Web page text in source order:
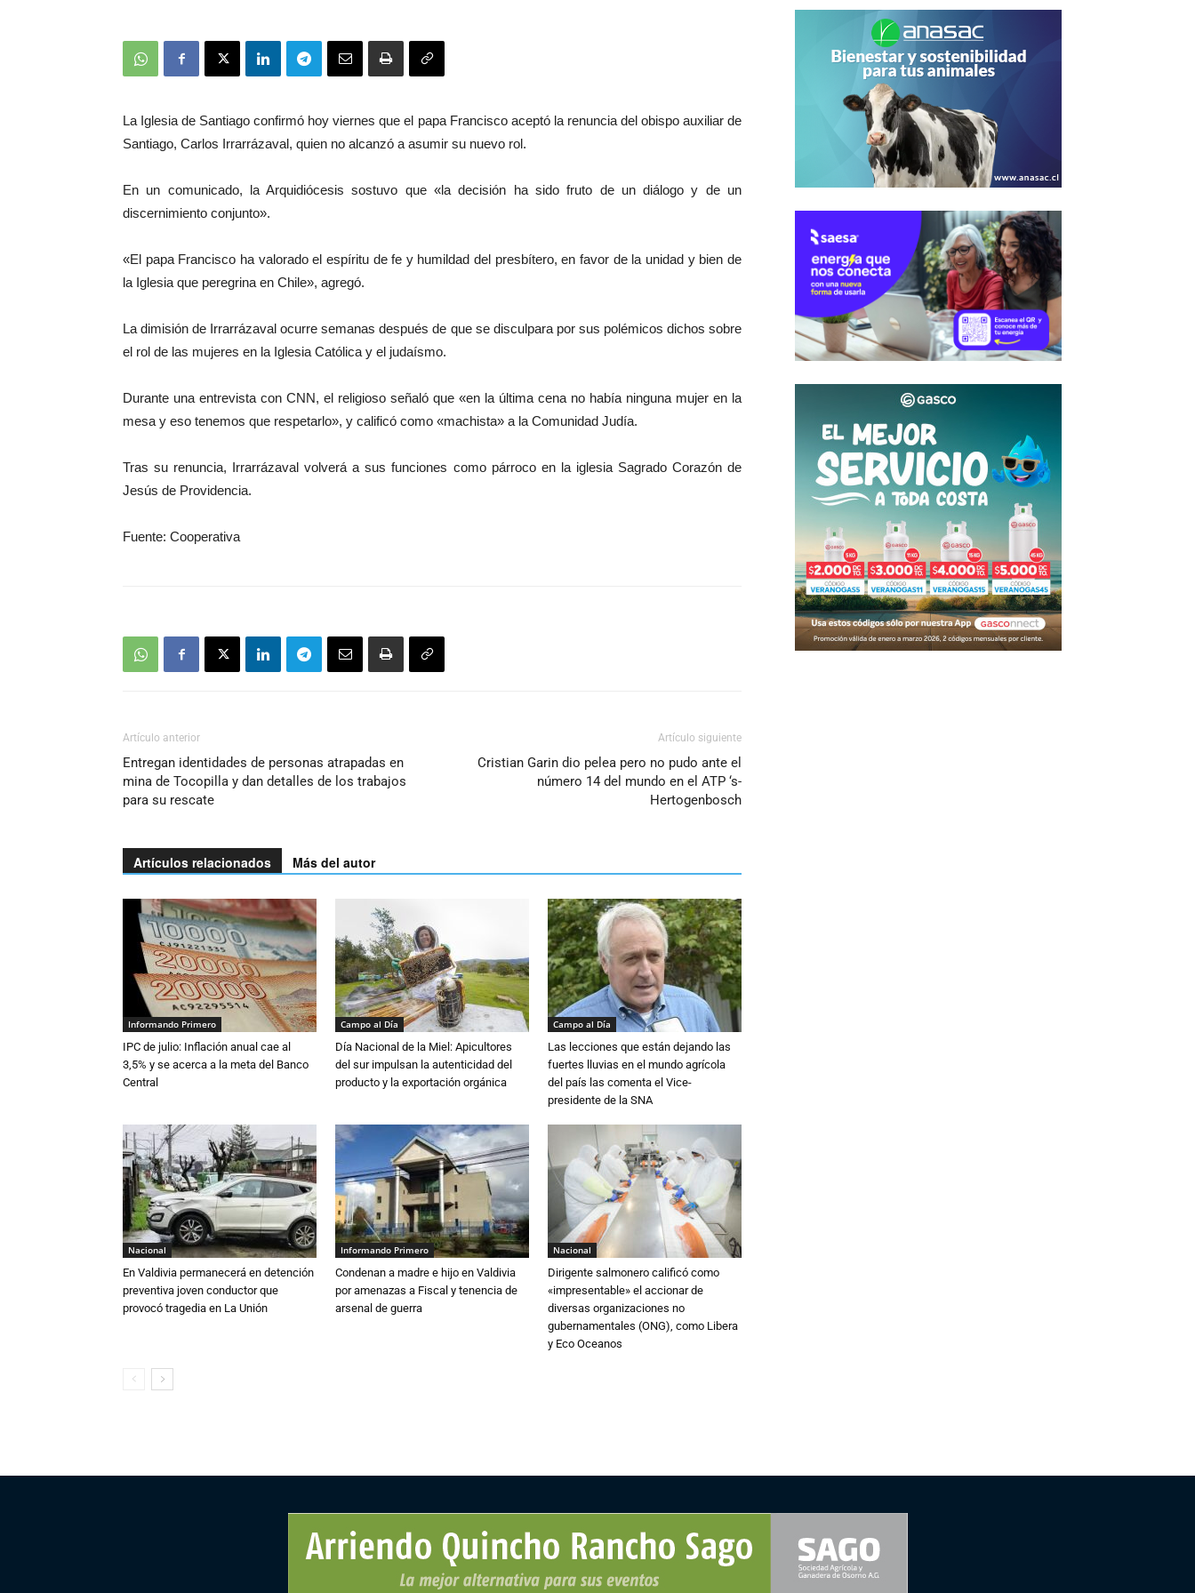
La Iglesia de Santiago confirmó hoy viernes que el papa Francisco aceptó la renuncia del obispo auxiliar de
Santiago, Carlos Irrarrázaval, quien no alcanzó a asumir su nuevo rol.
En un comunicado, la Arquidiócesis sostuvo que «la decisión ha sido fruto de un diálogo y de un
discernimiento conjunto».
«El papa Francisco ha valorado el espíritu de fe y humildad del presbítero, en favor de la unidad y bien de
la Iglesia que peregrina en Chile», agregó.
La dimisión de Irrarrázaval ocurre semanas después de que se disculpara por sus polémicos dichos sobre
el rol de las mujeres en la Iglesia Católica y el judaísmo.
Durante una entrevista con CNN, el religioso señaló que «en la última cena no había ninguna mujer en la
mesa y eso tenemos que respetarlo», y calificó como «machista» a la Comunidad Judía.
Tras su renuncia, Irrarrázaval volverá a sus funciones como párroco en la iglesia Sagrado Corazón de
Jesús de Providencia.
Fuente: Cooperativa
Artículo anterior
Entregan identidades de personas atrapadas en
mina de Tocopilla y dan detalles de los trabajos
para su rescate
Artículo siguiente
Cristian Garin dio pelea pero no pudo ante el
número 14 del mundo en el ATP ‘s-
Hertogenbosch
Artículos relacionados Más del autor
Informando Primero
IPC de julio: Inflación anual cae al
3,5% y se acerca a la meta del Banco
Central
Campo al Día
Día Nacional de la Miel: Apicultores
del sur impulsan la autenticidad del
producto y la exportación orgánica
Campo al Día
Las lecciones que están dejando las
fuertes lluvias en el mundo agrícola
del país las comenta el Vice-
presidente de la SNA
Nacional
En Valdivia permanecerá en detención
preventiva joven conductor que
provocó tragedia en La Unión
Informando Primero
Condenan a madre e hijo en Valdivia
por amenazas a Fiscal y tenencia de
arsenal de guerra
Nacional
Dirigente salmonero calificó como
«impresentable» el accionar de
diversas organizaciones no
gubernamentales (ONG), como Libera
y Eco Oceanos